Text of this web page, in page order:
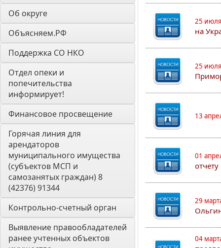
Об округе
Объясняем.РФ
Поддержка СО НКО
Отдел опеки и
попечительства
информирует!
Финансовое просвещение
Горячая линия для
арендаторов
муниципального имущества
(субъектов МСП и
самозанятых граждан) 8
(42376) 91344
Контрольно-счетный орган
Выявление правообладателей
ранее учтенных объектов
25
на
25
13
01
29
04